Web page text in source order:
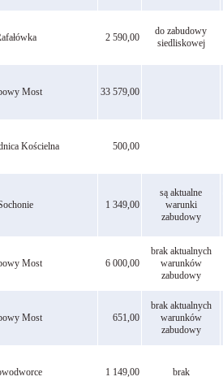
2 590,00
do zabudowy
siedliskowej
Most 33 579,00
Kościelna 500,00
1 349,00
są aktualne
warunki
zabudowy
Most 6 000,00
brak aktualnych
warunków
zabudowy
Most 651,00
brak aktualnych
warunków
zabudowy
1 149,00 brak